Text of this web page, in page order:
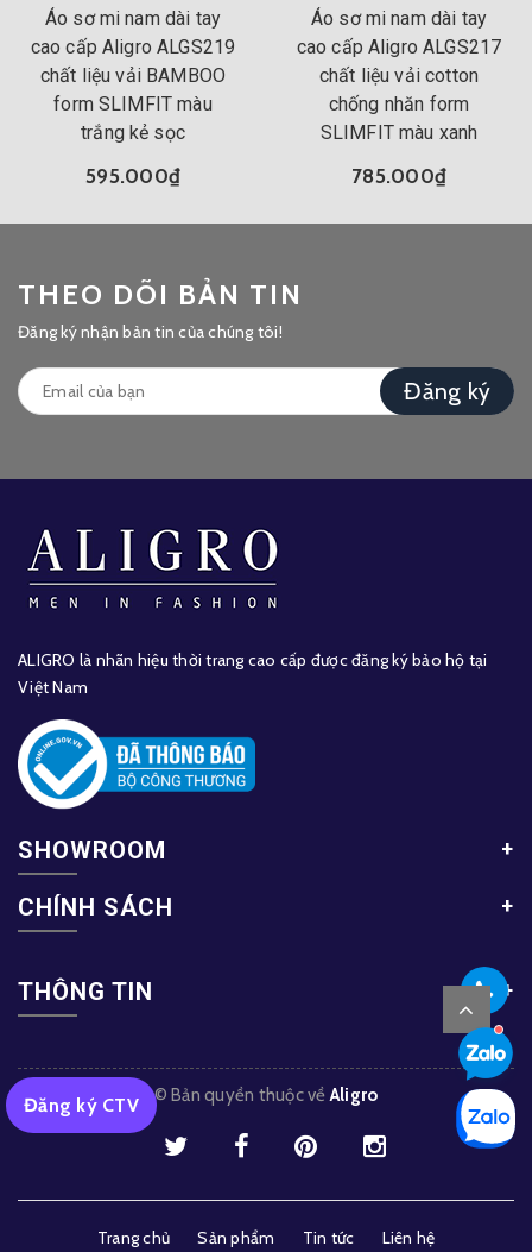
Áo sơ mi nam dài tay
cao cấp Aligro ALGS219
chất liệu vải BAMBOO
form SLIMFIT màu
trắng kẻ sọc
595.000₫
Áo sơ mi nam dài tay
cao cấp Aligro ALGS217
chất liệu vải cotton
chống nhăn form
SLIMFIT màu xanh
785.000₫
THEO DÕI BẢN TIN
Đăng ký nhận bản tin của chúng tôi!
Đăng ký
ALIGRO là nhãn hiệu thời trang cao cấp được đăng ký bảo hộ tại
Việt Nam
SHOWROOM
CHÍNH SÁCH
THÔNG TIN
© Bản quyền thuộc vềAligro
Trang chủ Sản phẩm Tin tức Liên hệ
Đăng ký CTV